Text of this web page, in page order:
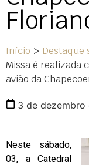
Início > Destaque
Missa é realizada
avião da
3 de dezembro
Neste sábado,
03, a Catedral